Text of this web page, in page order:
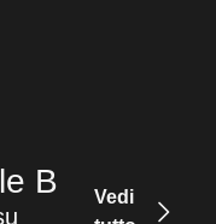
B
Vedi